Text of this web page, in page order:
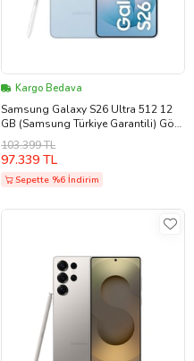
Kargo Bedava
Samsung Galaxy S26 Ultra 512 12
GB (Samsung Türkiye Garantili) Gök
Mavisi
103.399 TL
97.339 TL
Sepette %6 İndirim